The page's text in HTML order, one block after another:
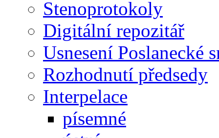
Stenoprotokoly
Digitální repozitář
Usnesení Poslanecké
Rozhodnutí předsedy
Interpelace
písemné